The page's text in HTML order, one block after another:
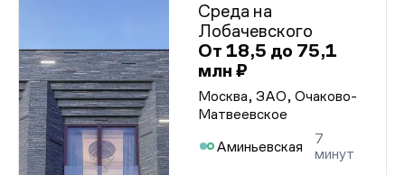
Среда на
Лобачевского
От 18,5 до 75,1
млн ₽
Москва, ЗАО, Очаково-
Матвеевское
Аминьевская
7
минут